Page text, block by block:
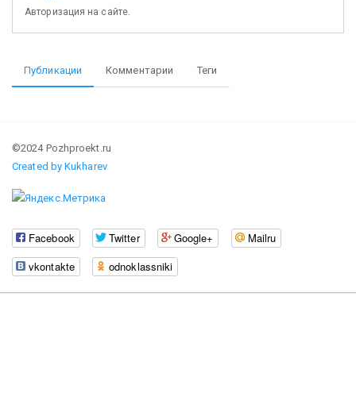
Авторизация на сайте.
Публикации Комментарии Теги
©2024 Pozhproekt.ru
Created by Kukharev
Facebook Twitter Google+
Mailru
vkontakte
odnoklassniki